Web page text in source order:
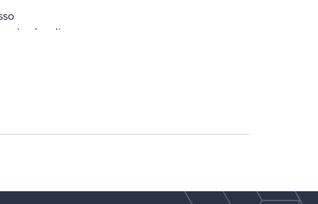
locali
una bassa velocità del catalizzatore